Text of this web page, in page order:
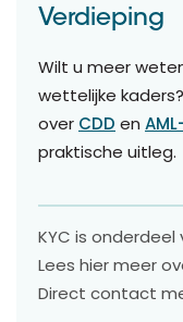
Verdieping
Wilt u meer
wettelijke
over CDD en
praktische uitleg.
KYC is
Lees hier meer
Direct contact